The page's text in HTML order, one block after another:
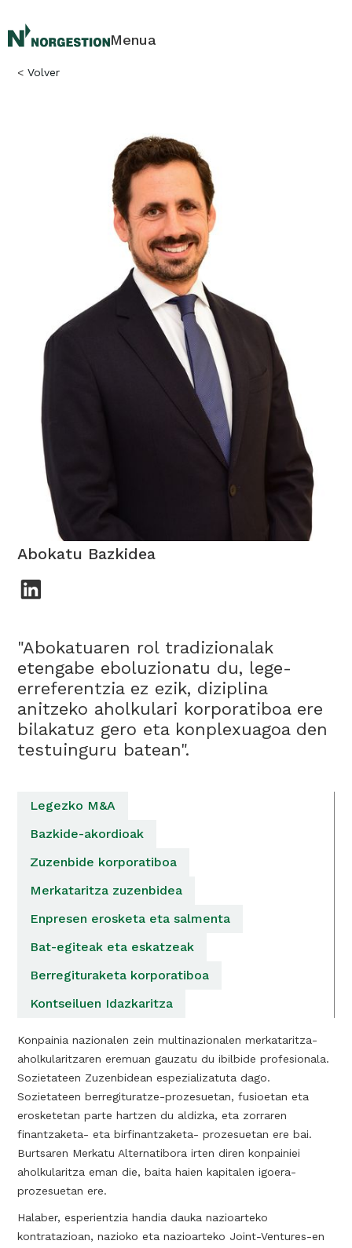
Menua
< Volver
Jon Ander Munduate
Abokatu Bazkidea
"Abokatuaren rol tradizionalak
etengabe eboluzionatu du, lege-
erreferentzia ez ezik, diziplina
anitzeko aholkulari korporatiboa ere
bilakatuz gero eta konplexuagoa den
testuinguru batean".
Legezko M&A
Bazkide-akordioak
Zuzenbide korporatiboa
Merkataritza zuzenbidea
Enpresen erosketa eta salmenta
Bat-egiteak eta eskatzeak
Berregituraketa korporatiboa
Kontseiluen Idazkaritza
Konpainia nazionalen zein multinazionalen merkataritza-
aholkularitzaren eremuan gauzatu du ibilbide profesionala.
Sozietateen Zuzenbidean espezializatuta dago.
Sozietateen berregituratze-prozesuetan, fusioetan eta
erosketetan parte hartzen du aldizka, eta zorraren
finantzaketa- eta birfinantzaketa- prozesuetan ere bai.
Burtsaren Merkatu Alternatibora irten diren konpainiei
aholkularitza eman die, baita haien kapitalen igoera-
prozesuetan ere.
Halaber, esperientzia handia dauka nazioarteko
kontratazioan, nazioko eta nazioarteko Joint-Ventures-en